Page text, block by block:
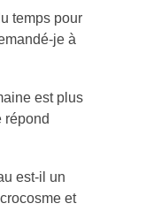
temps pour
je à
est plus
répond
est-il un
et